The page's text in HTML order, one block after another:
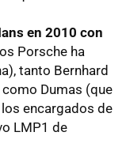
en 2010 con
Porsche ha
tanto Bernhard
Dumas (que
encargados de
LMP1 de